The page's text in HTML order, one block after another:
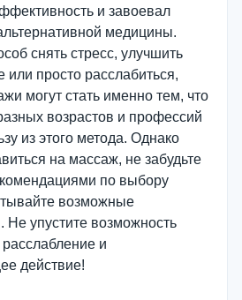
и завоевал
медицины.
снять стресс, улучшить
или просто расслабиться,
могут стать именно тем, что
возрастов и профессий
из этого метода. Однако
на массаж, не забудьте
по выбору
возможные
Не упустите возможность
и
действие!